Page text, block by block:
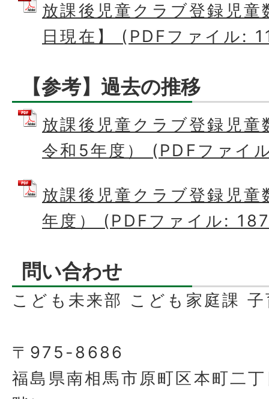
放課後児童クラブ登録児
日現在】 (PDFファイル:
【参考】過去の推移
放課後児童クラブ登録児
令和5年度） (PDFファイ
放課後児童クラブ登録児
年度） (PDFファイル:
問い合わせ
こども未来部 こども家庭課
〒975-8686
福島県南相馬市原町区本町二